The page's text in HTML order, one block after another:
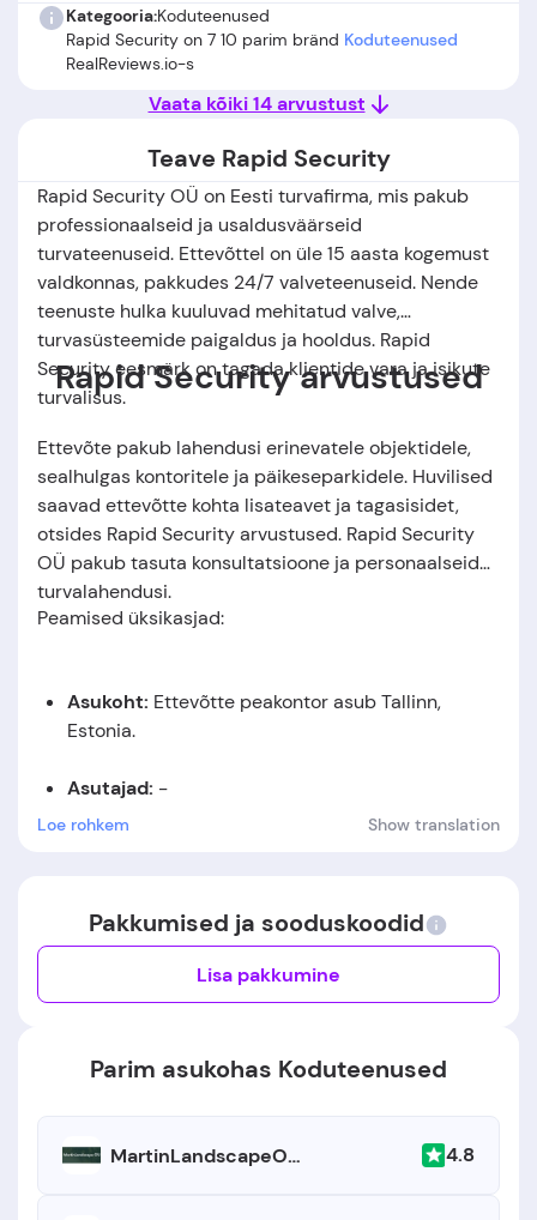
Kategooria:Koduteenused
Rapid Security on 7 10 parim bränd Koduteenused
RealReviews.io-s
Vaata kõiki 14 arvustust
Teave Rapid Security
Rapid Security OÜ on Eesti turvafirma, mis pakub
professionaalseid ja usaldusväärseid
turvateenuseid. Ettevõttel on üle 15 aasta kogemust
valdkonnas, pakkudes 24/7 valveteenuseid. Nende
teenuste hulka kuuluvad mehitatud valve,
turvasüsteemide paigaldus ja hooldus. Rapid
Security eesmärk on tagada klientide vara ja isikute
turvalisus.
Rapid Security arvustused
Ettevõte pakub lahendusi erinevatele objektidele,
sealhulgas kontoritele ja päikeseparkidele. Huvilised
saavad ettevõtte kohta lisateavet ja tagasisidet,
otsides Rapid Security arvustused. Rapid Security
OÜ pakub tasuta konsultatsioone ja personaalseid
turvalahendusi.
Peamised üksikasjad:
Asukoht: Ettevõtte peakontor asubTallinn,
Estonia.
Asutajad: -
Loe rohkem Show translation
Pakkumised ja sooduskoodid
Lisa pakkumine
Parim asukohas Koduteenused
MartinLandscapeOU.com 4.8